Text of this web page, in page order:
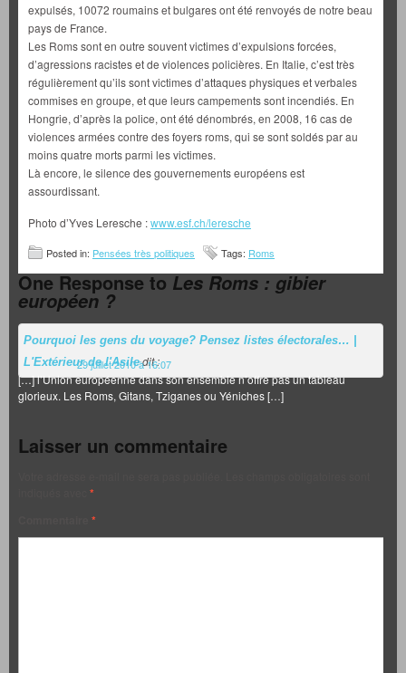
expulsés, 10072 roumains et bulgares ont été renvoyés de notre beau
pays de France.
Les Roms sont en outre souvent victimes d’expulsions forcées,
d’agressions racistes et de violences policières. En Italie, c’est très
régulièrement qu’ils sont victimes d’attaques physiques et verbales
commises en groupe, et que leurs campements sont incendiés. En
Hongrie, d’après la police, ont été dénombrés, en 2008, 16 cas de
violences armées contre des foyers roms, qui se sont soldés par au
moins quatre morts parmi les victimes.
Là encore, le silence des gouvernements européens est
assourdissant.
Photo d’Yves Leresche :www.esf.ch/leresche
Posted in: Pensées très politiques Tags: Roms
One Response toLes Roms : gibier
européen ?
Pourquoi les gens du voyage? Pensez listes électorales… |
L'Extérieur de l'Asile dit :
29 juillet 2010 à 16:07
[…] l’Union européenne dans son ensemble n’offre pas un tableau
glorieux. Les Roms, Gitans, Tziganes ou Yéniches […]
Laisser un commentaire
*
*